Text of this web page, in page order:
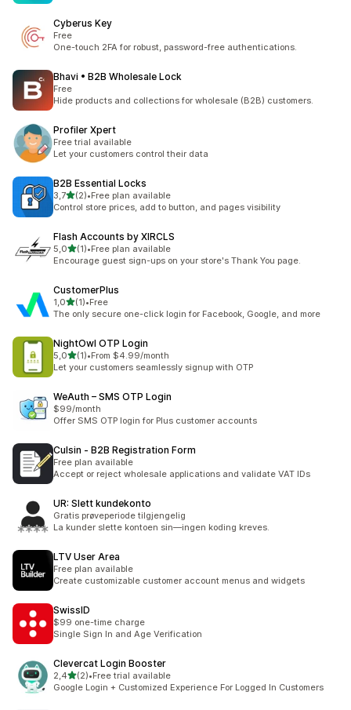
Cyberus Key
Free
One-touch 2FA for robust, password-free authentications.
Bhavi • B2B Wholesale Lock
Free
Hide products and collections for wholesale (B2B) customers.
Profiler Xpert
Free trial available
Let your customers control their data
B2B Essential Locks
3,7av 5 stjerner
(2)
Totalt 2 omtaler
•Free plan available
Control store prices, add to button, and pages visibility
Flash Accounts by XIRCLS
5,0av 5 stjerner
(1)
Totalt 1 omtaler
•Free plan available
Encourage guest sign-ups on your store's Thank You page.
CustomerPlus
1,0av 5 stjerner
(1)
Totalt 1 omtaler
•Free
The only secure one-click login for Facebook, Google, and more
NightOwl OTP Login
5,0av 5 stjerner
(1)
Totalt 1 omtaler
•From $4.99/month
Let your customers seamlessly signup with OTP
WeAuth – SMS OTP Login
$99/month
Offer SMS OTP login for Plus customer accounts
Culsin ‑ B2B Registration Form
Free plan available
Accept or reject wholesale applications and validate VAT IDs
UR: Slett kundekonto
Gratis prøveperiode tilgjengelig
La kunder slette kontoen sin—ingen koding kreves.
LTV User Area
Free plan available
Create customizable customer account menus and widgets
SwissID
$99 one-time charge
Single Sign In and Age Verification
Clevercat Login Booster
2,4av 5 stjerner
(2)
Totalt 2 omtaler
•Free trial available
Google Login + Customized Experience For Logged In Customers